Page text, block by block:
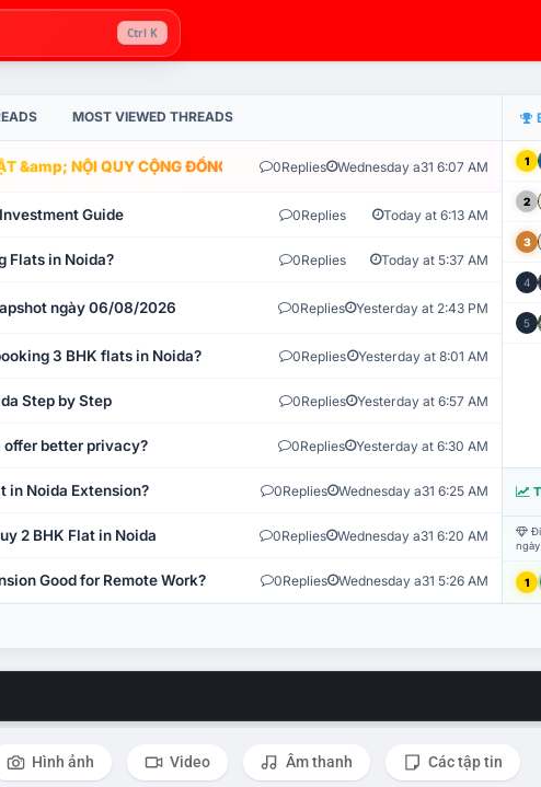
Ctrl K
MOST VIEWED THREADS
&amp; NỘI QUY CỘNG ĐỒNG VLIKE.VN: HỆ THỐNG GIÁM SÁT TỰ
0Replies Wednesday a31 6:07 AM
Guide 0Replies Today at 6:13 AM
Flats in Noida? 0Replies Today at 5:37 AM
ngày 06/08/2026 0Replies Yesterday at 2:43 PM
3 BHK flats in Noida? 0Replies Yesterday at 8:01 AM
Step by Step 0Replies Yesterday at 6:57 AM
offer better privacy? 0Replies Yesterday at 6:30 AM
in Noida Extension? 0Replies Wednesday a31 6:25 AM
2 BHK Flat in Noida 0Replies Wednesday a31 6:20 AM
Good for Remote Work? 0Replies Wednesday a31 5:26 AM
1
2
3
4
5
1
Hình ảnh Video Âm thanh Các tập tin